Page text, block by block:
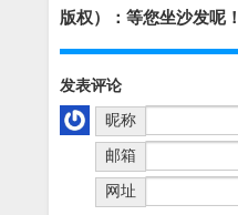
版权）：等您坐沙发呢！
发表评论
昵称
邮箱
网址